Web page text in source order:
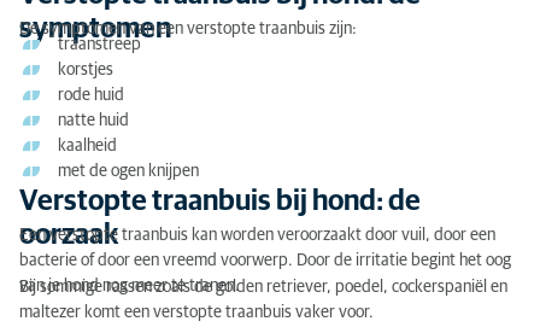
Verstopte traanbuis bij hond: de symptomen
Verstopte traanbuis bij hond: de oorzaak
Waarom zou je een verstopte traanbuis bij je hond
laten behandelen?
Verstopte traanbuis bij hond: de diagnose
Verstopte traanbuis bij hond: de behandeling
symptomen
De symptomen van een verstopte traanbuis zijn:
traanstreep
korstjes
rode huid
natte huid
kaalheid
met de ogen knijpen
Verstopte traanbuis bij hond: de
oorzaak
Een verstopte traanbuis kan worden veroorzaakt door vuil, door een
bacterie of door een vreemd voorwerp. Door de irritatie begint het oog
van je hond nog meer te tranen.
Bij sommige rassen zoals de golden retriever, poedel, cockerspaniël en
maltezer komt een verstopte traanbuis vaker voor.